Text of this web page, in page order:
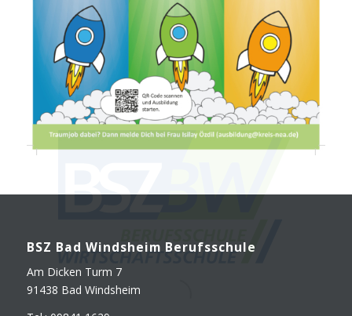
BSZ Bad Winds­heim Berufsschule
Am Dicken Turm 7
91438 Bad Windsheim